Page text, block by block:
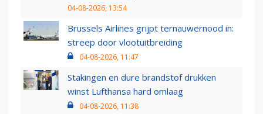
04-08-2026, 13:54
Brussels Airlines grijpt ternauwernood in:
streep door vlootuitbreiding
04-08-2026, 11:47
Stakingen en dure brandstof drukken
winst Lufthansa hard omlaag
04-08-2026, 11:38